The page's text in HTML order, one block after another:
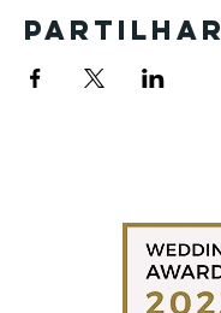
Partilhar